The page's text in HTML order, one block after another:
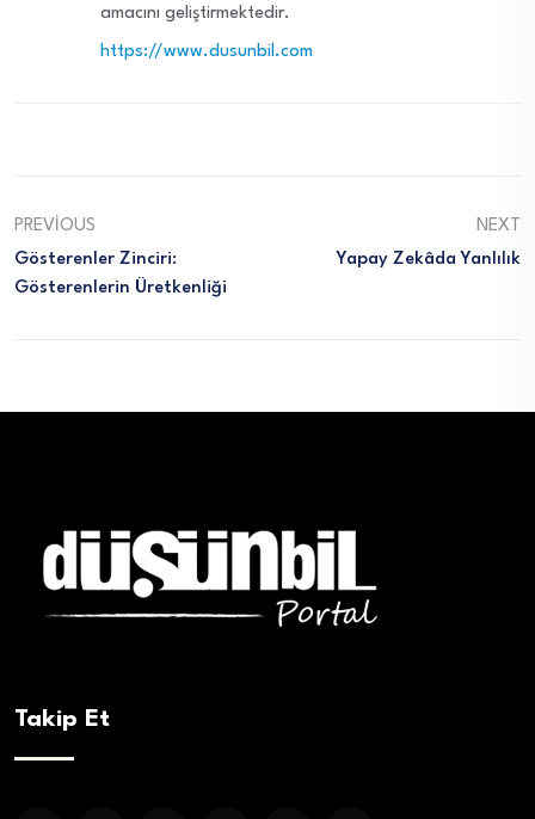
amacını geliştirmektedir.
https://www.dusunbil.com
PREVIOUS
Gösterenler Zinciri:
Gösterenlerin Üretkenliği
NEXT
Yapay Zekâda Yanlılık
Takip Et